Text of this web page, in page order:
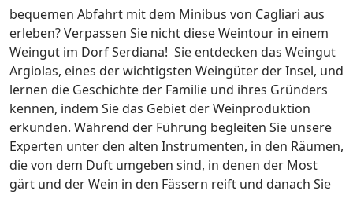
bequemen Abfahrt mit dem Minibus von Cagliari aus
erleben? Verpassen Sie nicht diese Weintour in einem
Weingut im Dorf Serdiana! Sie entdecken das Weingut
Argiolas, eines der wichtigsten Weingüter der Insel, und
lernen die Geschichte der Familie und ihres Gründers
kennen, indem Sie das Gebiet der Weinproduktion
erkunden. Während der Führung begleiten Sie unsere
Experten unter den alten Instrumenten, in den Räumen,
die von dem Duft umgeben sind, in denen der Most
gärt und der Wein in den Fässern reift und danach Sie